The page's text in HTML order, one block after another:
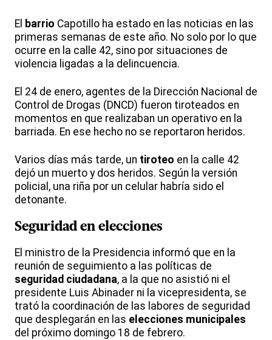
El barrio Capotillo ha estado en las noticias en las
primeras semanas de este año. No solo por lo que
ocurre en la calle 42, sino por situaciones de
violencia ligadas a la delincuencia.
El 24 de enero, agentes de la Dirección Nacional de
Control de Drogas (DNCD) fueron tiroteados en
momentos en que realizaban un operativo en la
barriada. En ese hecho no se reportaron heridos.
Varios días más tarde, un tiroteo en la calle 42
dejó un muerto y dos heridos. Según la versión
policial, una riña por un celular habría sido el
detonante.
Seguridad en elecciones
El ministro de la Presidencia informó que en la
reunión de seguimiento a las políticas de
seguridad ciudadana, a la que no asistió ni el
presidente Luis Abinader ni la vicepresidenta, se
trató la coordinación de las labores de seguridad
que desplegarán en las elecciones municipales
del próximo domingo 18 de febrero.